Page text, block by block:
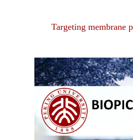
Targeting membrane